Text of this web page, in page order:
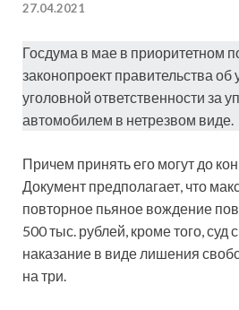
27.04.2021
Госдума в мае в приоритетном
законопроект правительства об
уголовной ответственности за
автомобилем в нетрезвом виде.
Причем принять его могут до
Документ предполагает, что
повторное пьяное вождение
500 тыс. рублей, кроме того, суд
наказание в виде лишения
на три.